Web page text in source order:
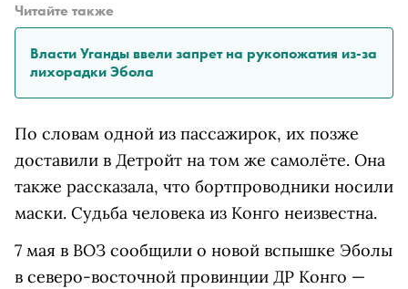
Читайте также
Власти Уганды ввели запрет на рукопожатия из-за
лихорадки Эбола
По словам одной из пассажирок, их позже
доставили в Детройт на том же самолёте. Она
также рассказала, что бортпроводники носили
маски. Судьба человека из Конго неизвестна.
7 мая в ВОЗ сообщили о новой вспышке Эболы
в северо-восточной провинции ДР Конго —